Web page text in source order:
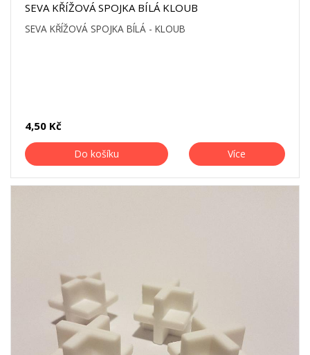
SEVA KŘÍŽOVÁ SPOJKA BÍLÁ KLOUB
SEVA KŘÍŽOVÁ SPOJKA BÍLÁ - KLOUB
4,50 Kč
Do košíku Více